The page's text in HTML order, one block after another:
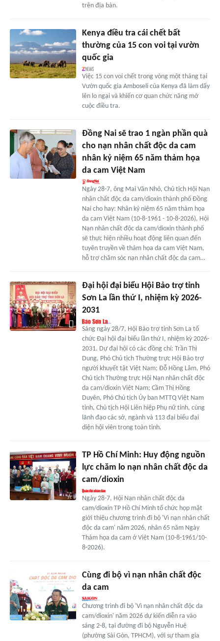
trên địa bàn.
Kenya điều tra cái chết bất
thường của 15 con voi tại vườn
quốc gia
Việc 15 con voi chết trong vòng một tháng tại
Vườn quốc gia Amboseli của Kenya đã làm dấy
lên lo ngại và khiến cơ quan chức năng mở
cuộc điều tra.
Đồng Nai sẽ trao 1 ngàn phần quà
cho nạn nhân chất độc da cam
nhân kỷ niệm 65 năm thảm họa
da cam Việt Nam
Ngày 28-7, ông Mai Văn Nhỏ, Chủ tịch Hội Nạn
nhân chất độc da cam/dioxin thành phố Đồng
Nai cho hay: Nhân kỷ niệm 65 năm thảm họa
da cam Việt Nam (10-8-1961 - 10-8-2026), Hội
Nạn nhân chất độc da cam/dioxin thành phố
sẽ thực hiện nhiều hoạt động liên quan đến
tuyên truyền về thảm họa da cam Việt Nam,
hỗ trợ chăm sóc nạn nhân chất độc da cam…
Đại hội đại biểu Hội Bảo trợ tỉnh
Sơn La lần thứ I, nhiệm kỳ 2026-
2031
Sáng ngày 28/7, Hội Bảo trợ tỉnh Sơn La tổ
chức Đại hội đại biểu lần thứ I, nhiệm kỳ 2026-
2031. Dự đại hội có các đồng chí: Trần Thị
Dung, Phó Chủ tịch Thường trực Hội Bảo trợ
người khuyết tật Việt Nam; Đỗ Hồng Lâm, Phó
Chủ tịch Thường trực Hội Nạn nhân chất độc
da cam/dioxin Việt Nam; Cầm Thị Hồng
Duyên, Phó Chủ tịch Ủy ban MTTQ Việt Nam
tỉnh, Chủ tịch Hội Liên hiệp Phụ nữ tỉnh, cùng
lãnh đạo các sở, ngành và 113 đại biểu đại
diện hội viên trong toàn tỉnh.
TP Hồ Chí Minh: Huy động nguồn
lực chăm lo nạn nhân chất độc da
cam/dioxin
Ngày 28-7, Hội Nạn nhân chất độc da
cam/dioxin TP Hồ Chí Minh tổ chức họp mặt
giới thiệu chương trình đi bộ 'Vì nạn nhân chất
độc da cam' năm 2026, nhân 65 năm Ngày
Thảm họa da cam ở Việt Nam (10-8-1961/10-
8-2026).
Cùng đi bộ vì nạn nhân chất độc
da cam
Chương trình đi bộ 'Vì nạn nhân chất độc da
cam/dioxin' năm 2026 dự kiến diễn ra vào
sáng 2-8, tại đường đi bộ Nguyễn Huệ
(phường Sài Gòn, TPHCM), với sự tham gia